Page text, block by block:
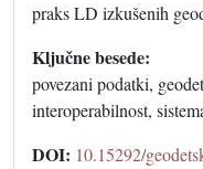
praks LD izkušenih
Ključne besede:
povezani podatki,
interoperabilnost,
DOI: 10.15292/